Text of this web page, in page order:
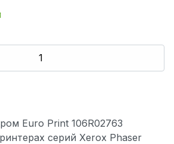
Euro Print 106R02763
серий Xerox Phaser